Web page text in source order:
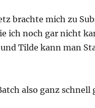
brachte mich zu
ich noch gar nicht
Tilde kann man
also ganz schnell